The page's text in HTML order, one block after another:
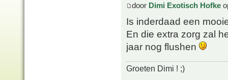
door Dimi Exotisch Hofke
Is inderdaad een
En die extra zorg zal
jaar nog flushen
Groeten Dimi ! ;)